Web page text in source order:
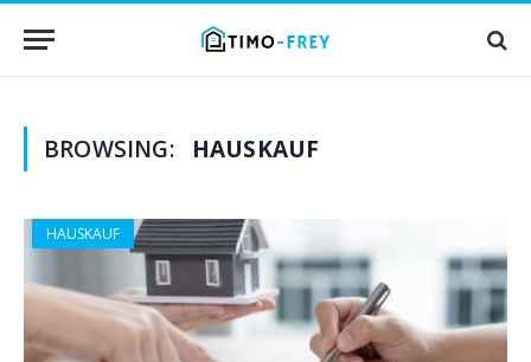
BROWSING: HAUSKAUF
HAUSKAUF